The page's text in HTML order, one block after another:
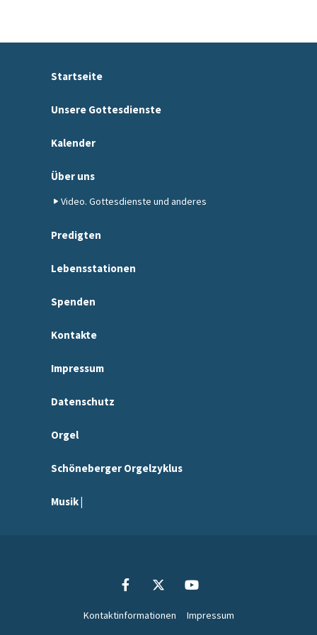
Startseite
Unsere Gottesdienste
Kalender
Über uns
Video. Gottesdienste und anderes
Predigten
Lebensstationen
Spenden
Kontakte
Impressum
Datenschutz
Orgel
Schöneberger Orgelzyklus
Musik |
Kontaktinformationen Impressum